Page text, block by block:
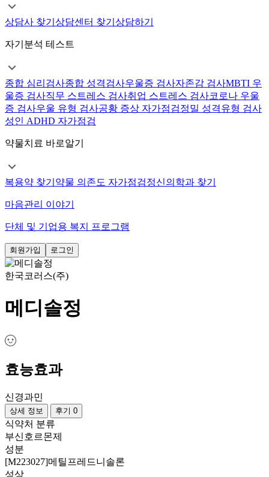
상담사 찾기 상담센터 찾기 상담하기
자기분석 테스트
종합 심리검사종합 성격검사우울증 검사자존감 검사MBTI 우
울증 검사직무 스트레스 검사취업 스트레스 검사코로나 우울
증 검사우울 유형 검사공황 증상 자가점검정밀 성격유형 검사
성인 ADHD 자가점검
약물치료 바로알기
복용약 찾기 약물 의존도 자가점검정신의학과 찾기
마음관리 이야기
단체 및 기업용 복지 프로그램
회원가입 로그인
한국코러스(주)
메디솔정
효능효과
신경과민
상세 정보 후기 0
식약처 분류
부신호르몬제
성분
[M223027]메틸프레드니솔론
성상